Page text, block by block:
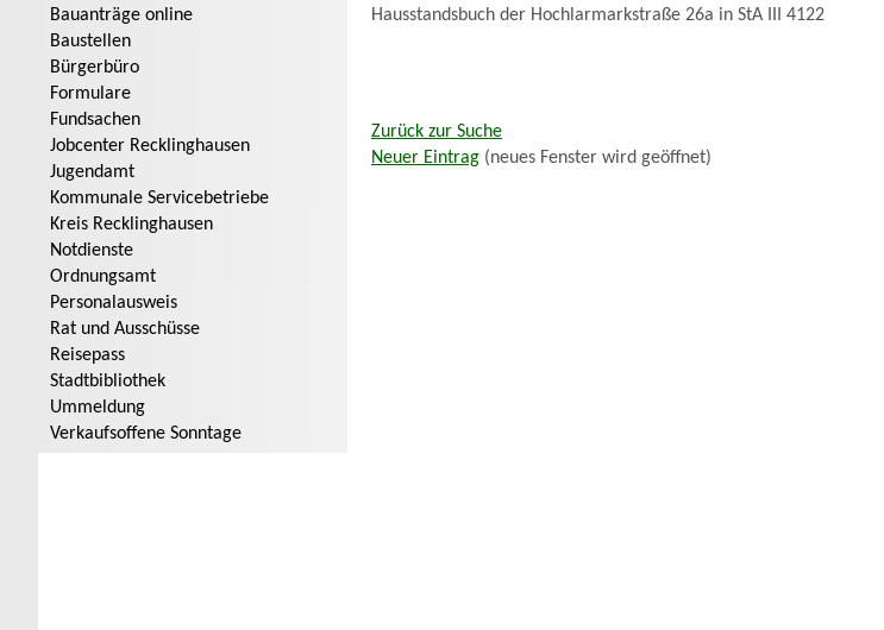
Bauanträge online
Baustellen
Bürgerbüro
Formulare
Fundsachen
Jobcenter Recklinghausen
Jugendamt
Kommunale Servicebetriebe
Kreis Recklinghausen
Notdienste
Ordnungsamt
Personalausweis
Rat und Ausschüsse
Reisepass
Stadtbibliothek
Ummeldung
Verkaufsoffene Sonntage
Hausstandsbuch der Hochlarmarkstraße 26a in StA III 4122
Zurück zur Suche
Neuer Eintrag (neues Fenster wird geöffnet)